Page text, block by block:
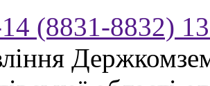
(8831-8832)